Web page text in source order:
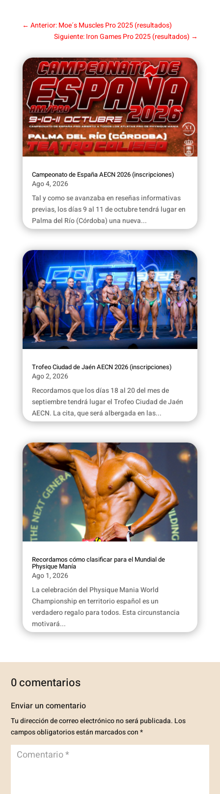
← Anterior: Moe´s Muscles Pro 2025 (resultados)
Siguiente: Iron Games Pro 2025 (resultados) →
Campeonato de España AECN 2026 (inscripciones)
Ago 4, 2026
Tal y como se avanzaba en reseñas informativas
previas, los días 9 al 11 de octubre tendrá lugar en
Palma del Río (Córdoba) una nueva...
Trofeo Ciudad de Jaén AECN 2026 (inscripciones)
Ago 2, 2026
Recordamos que los días 18 al 20 del mes de
septiembre tendrá lugar el Trofeo Ciudad de Jaén
AECN. La cita, que será albergada en las...
Recordamos cómo clasificar para el Mundial de
Physique Manía
Ago 1, 2026
La celebración del Physique Mania World
Championship en territorio español es un
verdadero regalo para todos. Esta circunstancia
motivará...
0 comentarios
Enviar un comentario
Tu dirección de correo electrónico no será publicada. Los
campos obligatorios están marcados con*